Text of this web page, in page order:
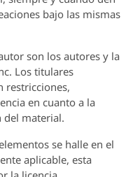
bajo las mismas
son los autores y la
Los titulares
restricciones,
en cuanto a la
del material.
se halle en el
aplicable, esta